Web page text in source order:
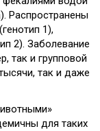
Распространены
1),
2). Заболевание
так и групповой
так и даже
для таких